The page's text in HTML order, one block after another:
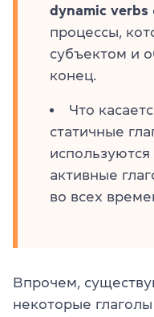
dynamic verbs
процессы,
субъектом и
конец.
Что
статичные
используются
активные
во всех
Впрочем,
некоторые